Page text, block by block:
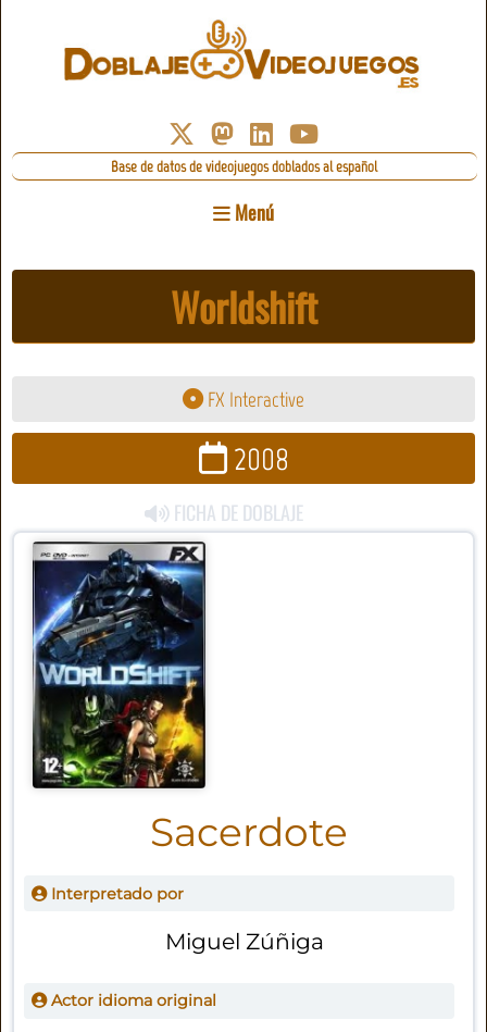
Base de datos de videojuegos doblados al español
Menú
Worldshift
FX Interactive
2008
FICHA DE DOBLAJE
Sacerdote
Interpretado por
Miguel Zúñiga
Actor idioma original